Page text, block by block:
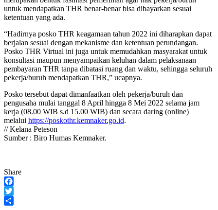
untuk mendapatkan THR benar-benar bisa dibayarkan sesuai
ketentuan yang ada.
“Hadirnya posko THR keagamaan tahun 2022 ini diharapkan dapat
berjalan sesuai dengan mekanisme dan ketentuan perundangan.
Posko THR Virtual ini juga untuk memudahkan masyarakat untuk
konsultasi maupun menyampaikan keluhan dalam pelaksanaan
pembayaran THR tanpa dibatasi ruang dan waktu, sehingga seluruh
pekerja/buruh mendapatkan THR,” ucapnya.
Posko tersebut dapat dimanfaatkan oleh pekerja/buruh dan
pengusaha mulai tanggal 8 April hingga 8 Mei 2022 selama jam
kerja (08.00 WIB s.d 15.00 WIB) dan secara daring (online)
melalui https://poskothr.kemnaker.go.id.
// Kelana Peteson
Sumber : Biro Humas Kemnaker.
Share
Facebook
Twitter